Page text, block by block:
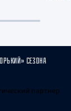
СЕЗОНА